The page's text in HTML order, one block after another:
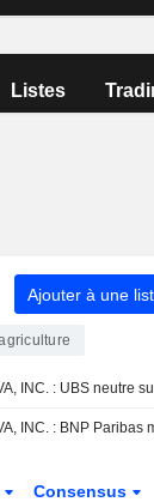
Listes
Ajouter à une
INC. : UBS neutre
Consensus